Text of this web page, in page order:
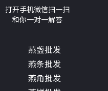
打开手机微信扫一扫
和你一对一解答
燕盏批发
燕条批发
燕角批发